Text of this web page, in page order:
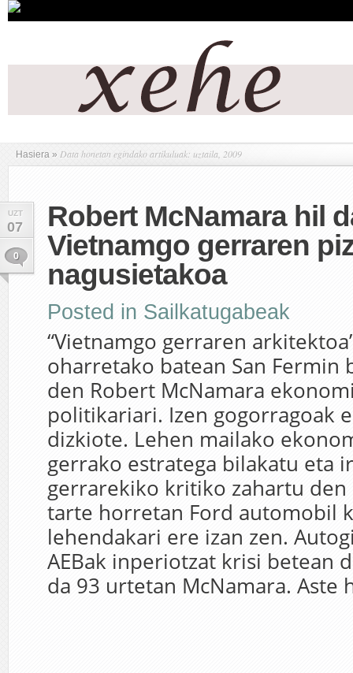
Hasiera » Data honetan egindako artikuluak: uztaila, 2009
UZT
07
0
Robert McNamara hil
Vietnamgo gerraren
nagusietakoa
Posted in Sailkatugabeak
“Vietnamgo gerraren
oharretako batean San Fermin
den Robert McNamara
politikariari. Izen gogorragoak
dizkiote. Lehen mailako
gerrako estratega bilakatu eta
gerrarekiko kritiko zahartu den
tarte horretan Ford automobil
lehendakari ere izan zen.
AEBak inperiotzat krisi betean
da 93 urtetan McNamara. Aste